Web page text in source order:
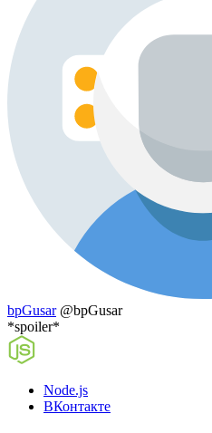
bpGusar @bpGusar
*spoiler*
Node.js
ВКонтакте